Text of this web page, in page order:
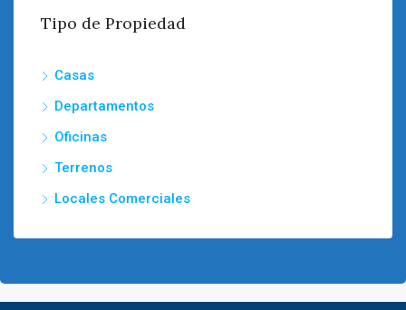
Tipo de Propiedad
Casas
Departamentos
Oficinas
Terrenos
Locales Comerciales